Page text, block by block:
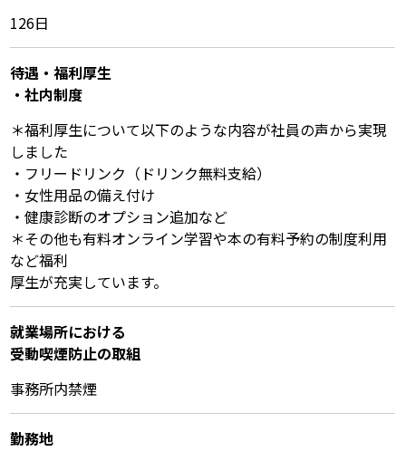
126日
待遇・福利厚⽣
・社内制度
＊福利厚生について以下のような内容が社員の声から実現
しました
・フリードリンク（ドリンク無料支給）
・女性用品の備え付け
・健康診断のオプション追加など
＊その他も有料オンライン学習や本の有料予約の制度利用
など福利
厚生が充実しています。
就業場所における
受動喫煙防⽌の取組
事務所内禁煙
勤務地